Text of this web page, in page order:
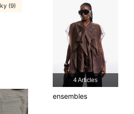
(9)
4 Articles
ensembles